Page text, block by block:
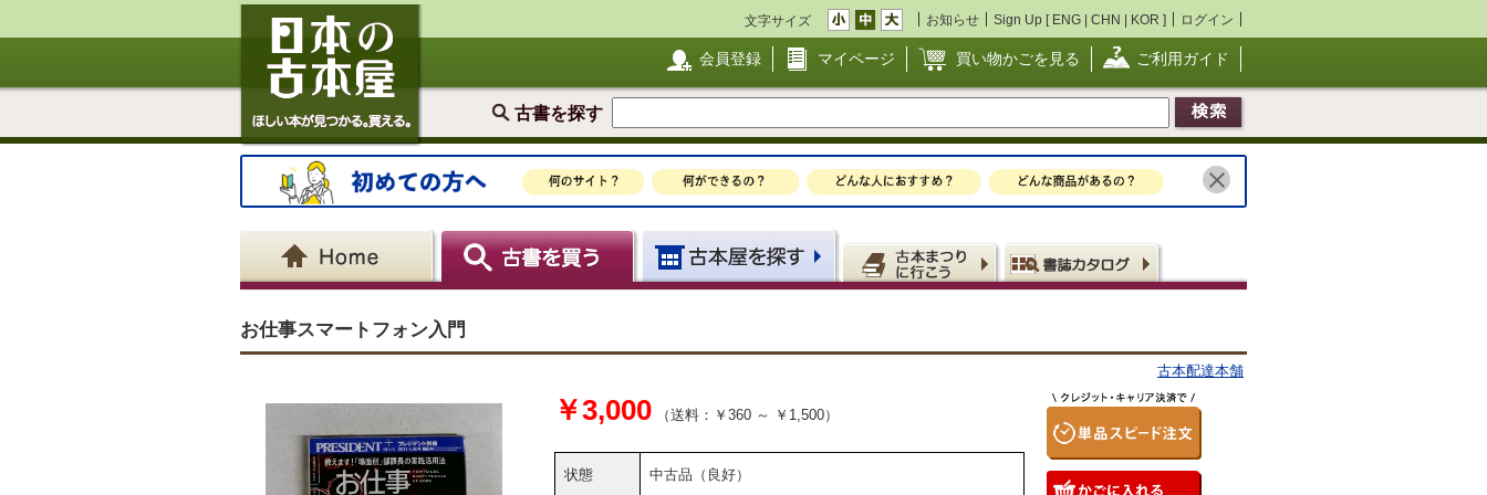
文字サイズ お知らせ Sign Up [ ENG | CHN | KOR ] ログイン
会員登録 マイページ 買い物かごを見る ご利用ガイド
古書を探す
お仕事スマートフォン入門
古本配達本舗
￥3,000 （送料：￥360 ～ ￥1,500）
状態 中古品（良好）